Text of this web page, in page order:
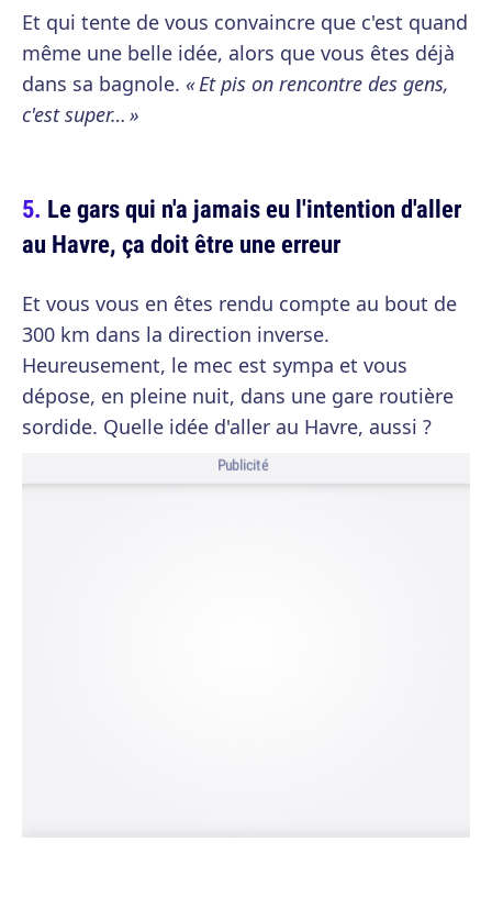
Et qui tente de vous convaincre que c'est quand
même une belle idée, alors que vous êtes déjà
dans sa bagnole. « Et pis on rencontre des gens,
c'est super… »
Le gars qui n'a jamais eu l'intention d'aller
au Havre, ça doit être une erreur
Et vous vous en êtes rendu compte au bout de
300 km dans la direction inverse.
Heureusement, le mec est sympa et vous
dépose, en pleine nuit, dans une gare routière
sordide. Quelle idée d'aller au Havre, aussi ?
Publicité